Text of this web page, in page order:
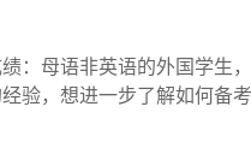
：母语非英语的外国学生
验，想进一步了解如何备